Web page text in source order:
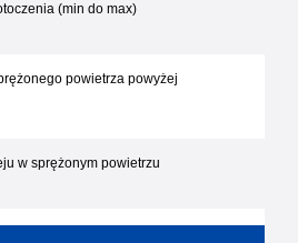
(min do max)
powietrza powyżej
w sprężonym powietrzu